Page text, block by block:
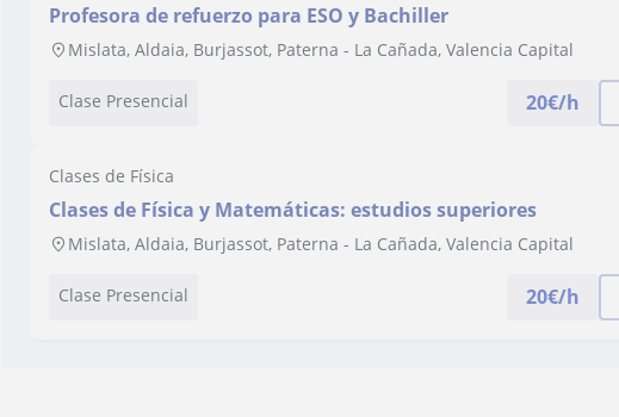
Profesora de refuerzo para ESO y Bachiller
Mislata, Aldaia, Burjassot, Paterna - La Cañada, Valencia Capital
Clase Presencial 20€/h
Clases de Física
Clases de Física y Matemáticas: estudios superiores
Mislata, Aldaia, Burjassot, Paterna - La Cañada, Valencia Capital
Clase Presencial 20€/h